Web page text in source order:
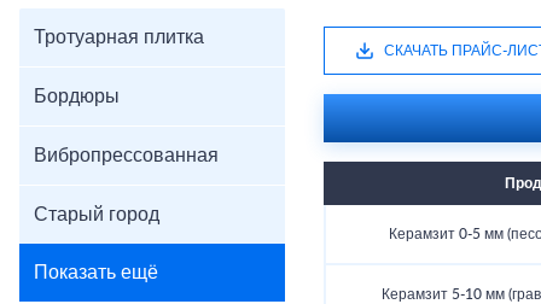
Тротуарная плитка
Бордюры
Вибропрессованная
Старый город
Показать ещё
СКАЧАТЬ ПРАЙС-
Керамзит 0-5 мм
Керамзит 5-10 мм